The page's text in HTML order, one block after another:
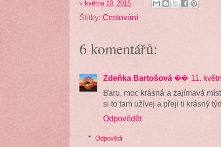
v května 10, 2015
Štítky: Cestování
6 komentářů:
Zdeňka Bartošová �� 11.
Baru, moc krásná a zajímavá
si to tam užívej a přeji ti krásný
Odpovědět
Odpovědi